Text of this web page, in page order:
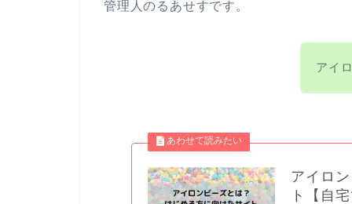
管理人のるあせすです。
アイ
アイロ
ト【自